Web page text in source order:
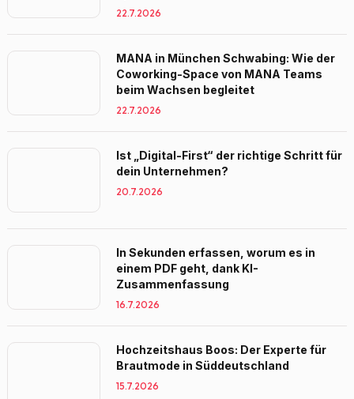
22.7.2026
MANA in München Schwabing: Wie der
Coworking-Space von MANA Teams
beim Wachsen begleitet
22.7.2026
Ist „Digital-First“ der richtige Schritt für
dein Unternehmen?
20.7.2026
In Sekunden erfassen, worum es in
einem PDF geht, dank KI-
Zusammenfassung
16.7.2026
Hochzeitshaus Boos: Der Experte für
Brautmode in Süddeutschland
15.7.2026